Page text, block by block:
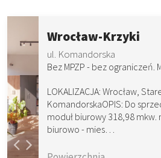
Wrocław-Krzyki
ul. Komandorska
Bez MPZP - bez ograniczeń.
LOKALIZACJA: Wrocław,
KomandorskaOPIS: Do
moduł biurowy 318,98 mkw.
biurowo - mies…